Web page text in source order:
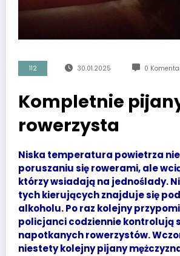
112 30.01.2025 0
Kompletnie
rowerzysta
Niska temperatura powietrza
poruszaniu się rowerami, ale
którzy wsiadają na jednoślady.
tych kierujących znajduje się
alkoholu. Po raz kolejny
policjanci codziennie kontrolują
napotkanych rowerzystów.
niestety kolejny pijany